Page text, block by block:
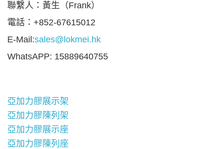
聯繫人：黃生（Frank）
電話：+852-67615012
E-Mail:sales@lokmei.hk
WhatsAPP: 15889640755
亞加力膠展示架
亞加力膠陳列架
亞加力膠展示座
亞加力膠陳列座